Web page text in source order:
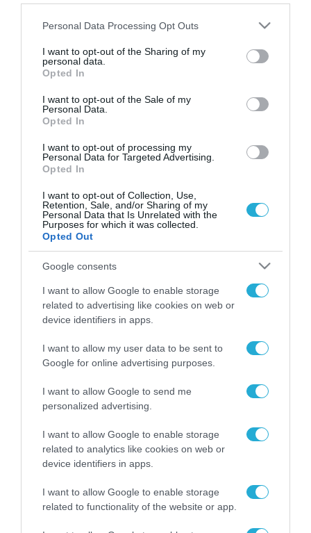
Please note that this website/app uses one or more Google
not limited to your visit or usage behaviour. You may click to
grant or deny consent to Google and its third-party tags to
use your data for below specified purposes in below Google
consent section.
Personal Data Processing Opt Outs
I want to opt-out of the Sharing of my
personal data.
Opted In
I want to opt-out of the Sale of my
Personal Data.
Opted In
I want to opt-out of processing my
Personal Data for Targeted Advertising.
Opted In
I want to opt-out of Collection, Use,
Retention, Sale, and/or Sharing of my
Personal Data that Is Unrelated with the
Purposes for which it was collected.
Opted Out
Google consents
I want to allow Google to enable storage
related to advertising like cookies on web or
device identifiers in apps.
I want to allow my user data to be sent to
Google for online advertising purposes.
I want to allow Google to send me
personalized advertising.
I want to allow Google to enable storage
related to analytics like cookies on web or
device identifiers in apps.
I want to allow Google to enable storage
related to functionality of the website or app.
ΡΟΗ ΕΙΔΗΣΕΩΝ
Το χρηματοδοτούμενο
από την ΕΕ έργο “The
ενισχύει την ασφάλεια
των παιδιών στο
31.07.2026
ΑΑΔΕ: Διευκρινίσεις
για τα πρόστιμα σε
αφορούν τους ΦΗΜ
31.07.2026
Σ. Καλαφάτης: «Η
δεν είναι απλώς μια
νέα τεχνολογία, είναι